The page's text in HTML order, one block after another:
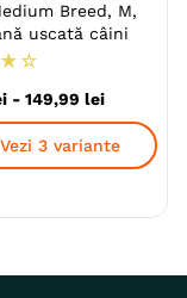
Breed, M,
uscată câini
★ ☆
- 149,99 lei
Vezi 3 variante